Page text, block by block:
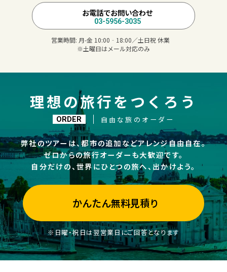
お電話でお問い合わせ
03-5956-3035
営業時間: 月-金 10:00‐18:00／土日祝 休業
※土曜日はメール対応のみ
理想の旅行をつくろう
ORDER 自由な旅のオーダー
弊社のツアーは、都市の追加などアレンジ自由自在。
ゼロからの旅行オーダーも大歓迎です。
自分だけの、世界にひとつの旅へ、出かけよう。
かんたん無料見積り
※日曜・祝日は翌営業日にご回答となります